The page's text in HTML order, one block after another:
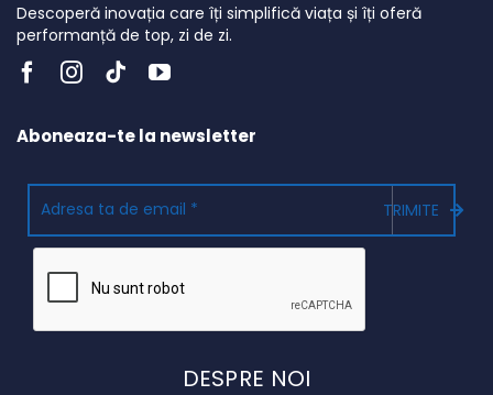
Descoperă inovația care îți simplifică viața și îți oferă
performanță de top, zi de zi.
Aboneaza-te la newsletter
TRIMITE
DESPRE NOI